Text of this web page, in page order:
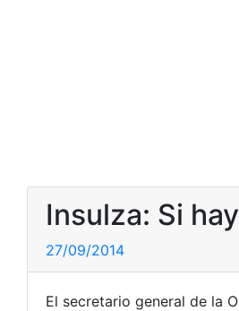
Insulza: Si
27/09/2014
El secretario general de la